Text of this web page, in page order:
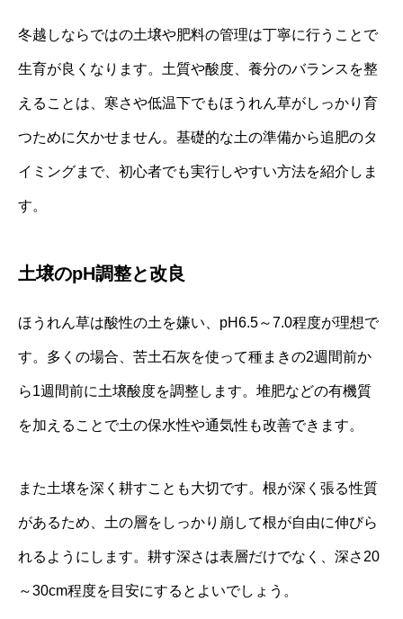
冬越しならではの土壌や肥料の管理は丁寧に行うことで
生育が良くなります。土質や酸度、養分のバランスを整
えることは、寒さや低温下でもほうれん草がしっかり育
つために欠かせません。基礎的な土の準備から追肥のタ
イミングまで、初心者でも実行しやすい方法を紹介しま
す。
土壌のpH調整と改良
ほうれん草は酸性の土を嫌い、pH6.5～7.0程度が理想で
す。多くの場合、苦土石灰を使って種まきの2週間前か
ら1週間前に土壌酸度を調整します。堆肥などの有機質
を加えることで土の保水性や通気性も改善できます。
また土壌を深く耕すことも大切です。根が深く張る性質
があるため、土の層をしっかり崩して根が自由に伸びら
れるようにします。耕す深さは表層だけでなく、深さ20
～30cm程度を目安にするとよいでしょう。